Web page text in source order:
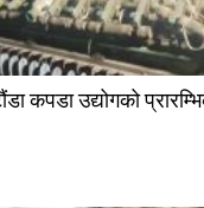
कपडा उद्योगको